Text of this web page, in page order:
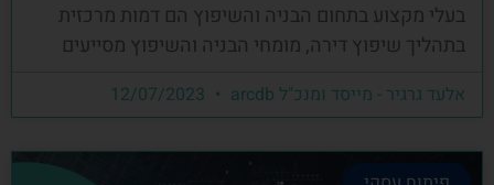
בעלי מקצוע בתחום הבניה והשיפוץ הם דמות מרכזית
בתהליך שיפוץ דירה, מומחי הבניה והשיפוץ מסייעים
אלעד גרגיר - מייסד ומנכ"ל arcdb